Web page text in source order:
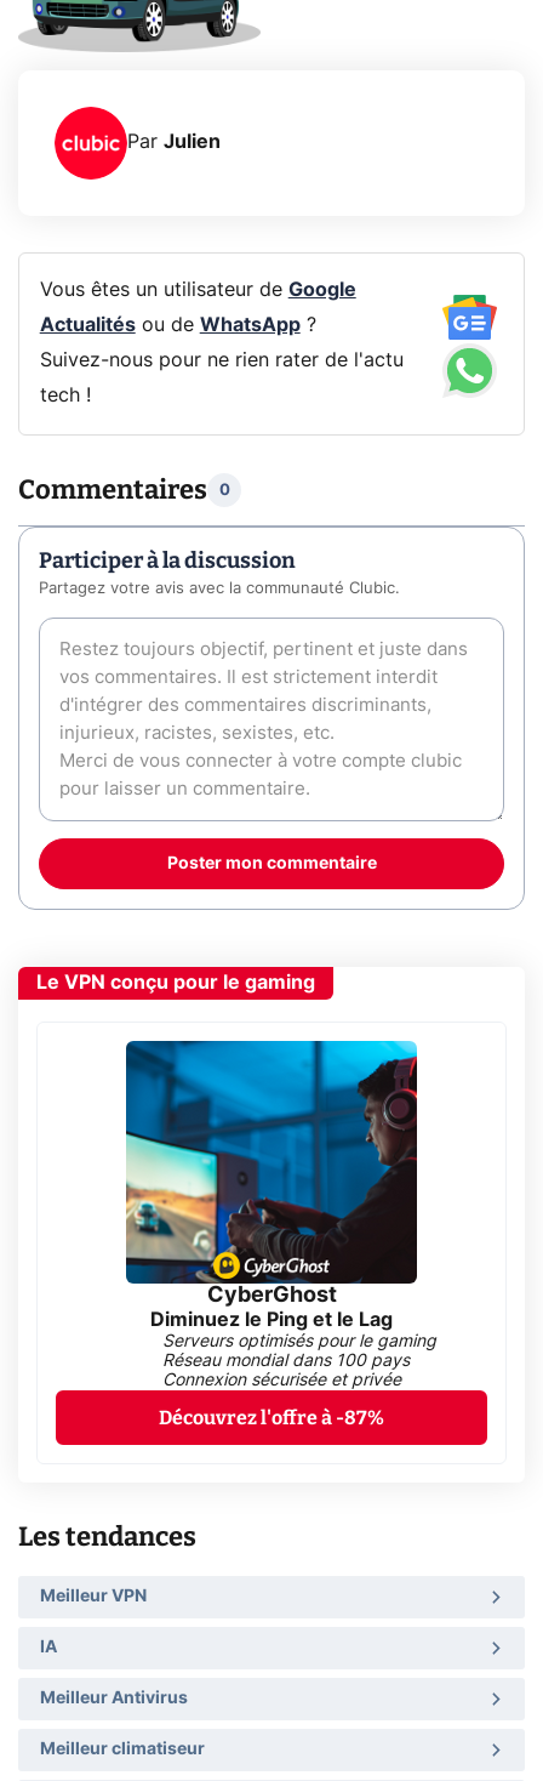
Par Julien
Vous êtes un utilisateur de Google
Actualitésou de WhatsApp?
Suivez-nous pour ne rien rater de l'actu
tech !
Commentaires 0
Participer à la discussion
Partagez votre avis avec la communauté Clubic.
Poster mon commentaire
Le VPN conçu pour le gaming
CyberGhost
Diminuez le Ping et le Lag
Serveurs optimisés pour le gaming
Réseau mondial dans 100 pays
Connexion sécurisée et privée
Découvrez l'offre à -87%
Les tendances
Meilleur VPN
IA
Meilleur Antivirus
Meilleur climatiseur